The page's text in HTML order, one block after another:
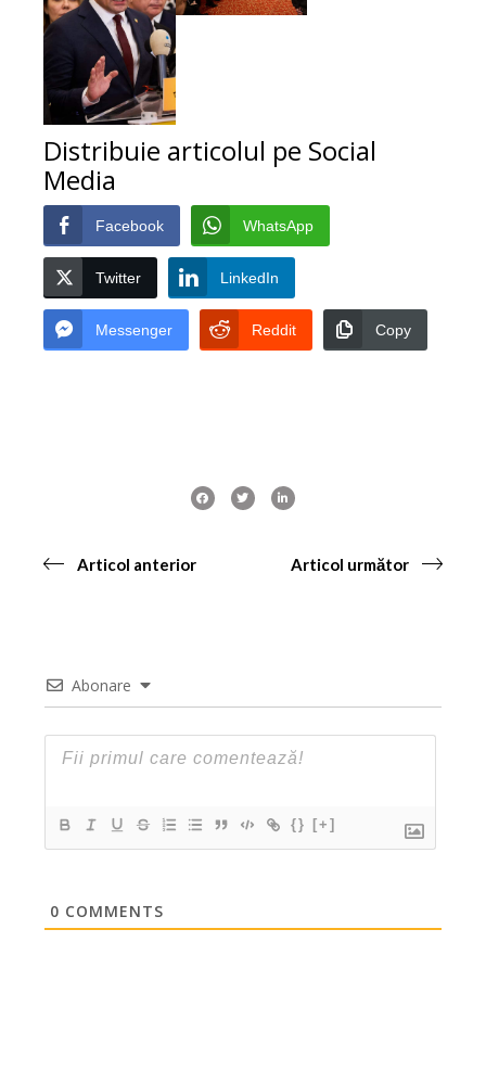
Distribuie articolul pe Social
Media
Facebook WhatsApp
Twitter LinkedIn
Messenger Reddit Copy
Articol anterior Articol următor
Abonare
{} [+]
0 COMMENTS